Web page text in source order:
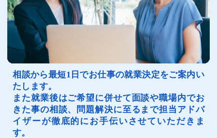
相談から最短1日でお仕事の就業決定をご案内い
たします。
また就業後はご希望に併せて面談や職場内でお
きた事の相談、問題解決に至るまで担当アドバ
イザーが徹底的にお手伝いさせていただきま
す。